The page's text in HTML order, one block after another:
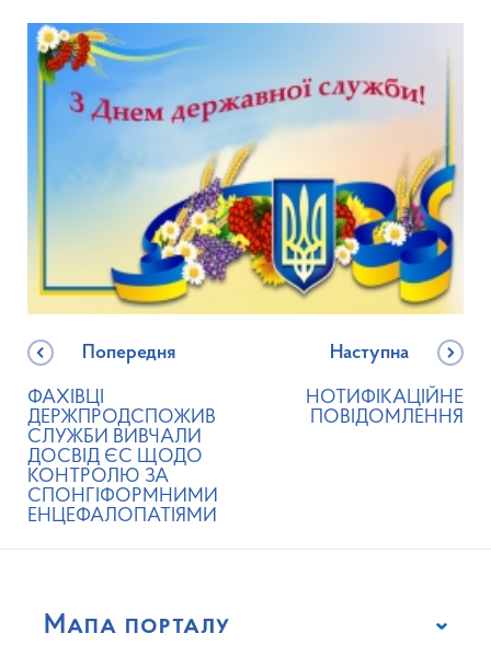
Попередня
ФАХІВЦІ
ДЕРЖПРОДСПОЖИВ
СЛУЖБИ ВИВЧАЛИ
ДОСВІД ЄС ЩОДО
КОНТРОЛЮ ЗА
СПОНГІФОРМНИМИ
ЕНЦЕФАЛОПАТІЯМИ
Наступна
НОТИФІКАЦІЙНЕ
ПОВІДОМЛЕННЯ
Мапа порталу